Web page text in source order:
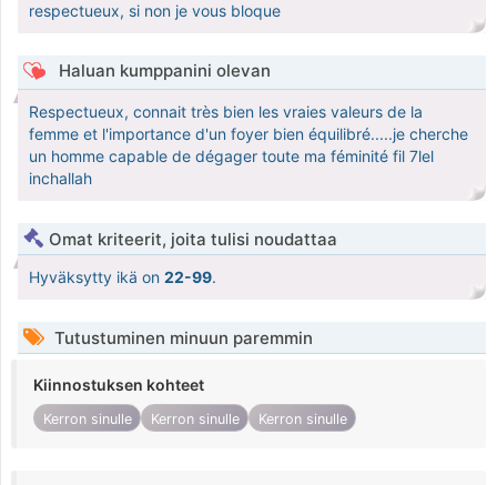
respectueux, si non je vous bloque
Haluan kumppanini olevan
Respectueux, connait très bien les vraies valeurs de la
femme et l'importance d'un foyer bien équilibré.....je cherche
un homme capable de dégager toute ma féminité fil 7lel
inchallah
Omat kriteerit, joita tulisi noudattaa
Hyväksytty ikä on 22-99.
Tutustuminen minuun paremmin
Kiinnostuksen kohteet
Kerron sinulle Kerron sinulle Kerron sinulle